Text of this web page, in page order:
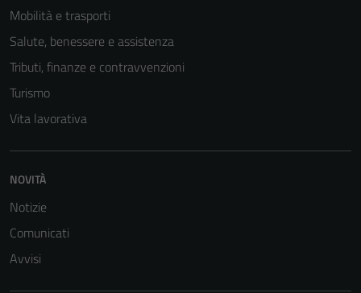
Mobilità e trasporti
Salute, benessere e assistenza
Tributi, finanze e contravvenzioni
Turismo
Vita lavorativa
NOVITÀ
Notizie
Comunicati
Avvisi